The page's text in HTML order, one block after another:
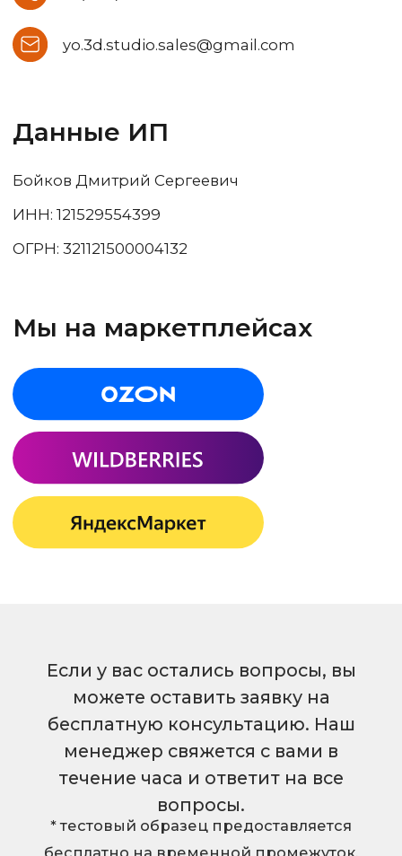
Если у вас остались вопросы, вы
бесплатную консультацию. Наш
менеджер свяжется с вами в
вопросы.
Заказать звонок
© 2019 – 2025, Производственная компания
Диспенсер для крышек